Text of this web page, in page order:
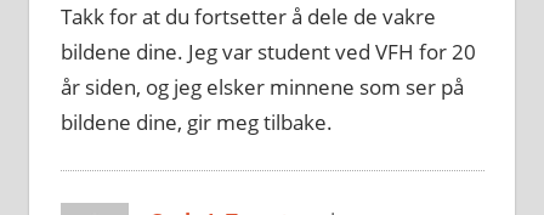
Takk for at du fortsetter å dele de vakre
bildene dine. Jeg var student ved VFH for 20
år siden, og jeg elsker minnene som ser på
bildene dine, gir meg tilbake.